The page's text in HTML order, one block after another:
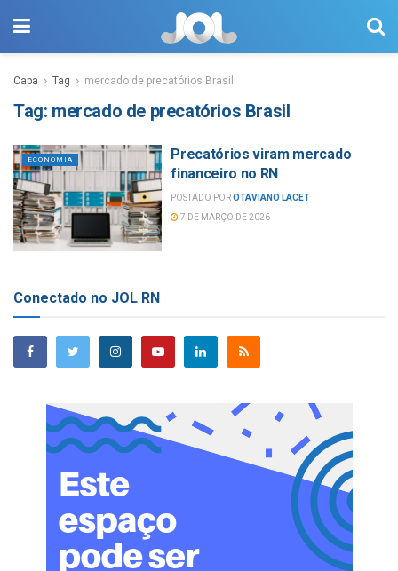
Capa Tag mercado de precatórios Brasil
Tag: mercado de precatórios Brasil
ECONOMIA
Precatórios viram mercado
financeiro no RN
POSTADO POROTAVIANO LACET
7 DE MARÇO DE 2026
Conectado no JOL RN